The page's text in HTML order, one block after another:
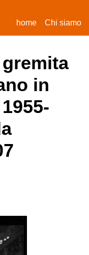
home(current)
Chi siamo
in